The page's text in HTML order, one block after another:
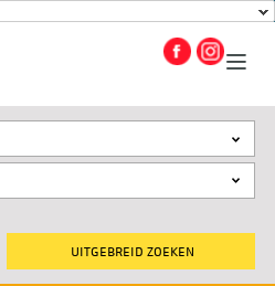
UITGEBREID ZOEKEN